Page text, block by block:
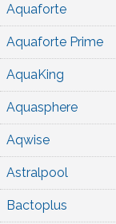
Aquaforte
Aquaforte Prime
AquaKing
Aquasphere
Aqwise
Astralpool
Bactoplus